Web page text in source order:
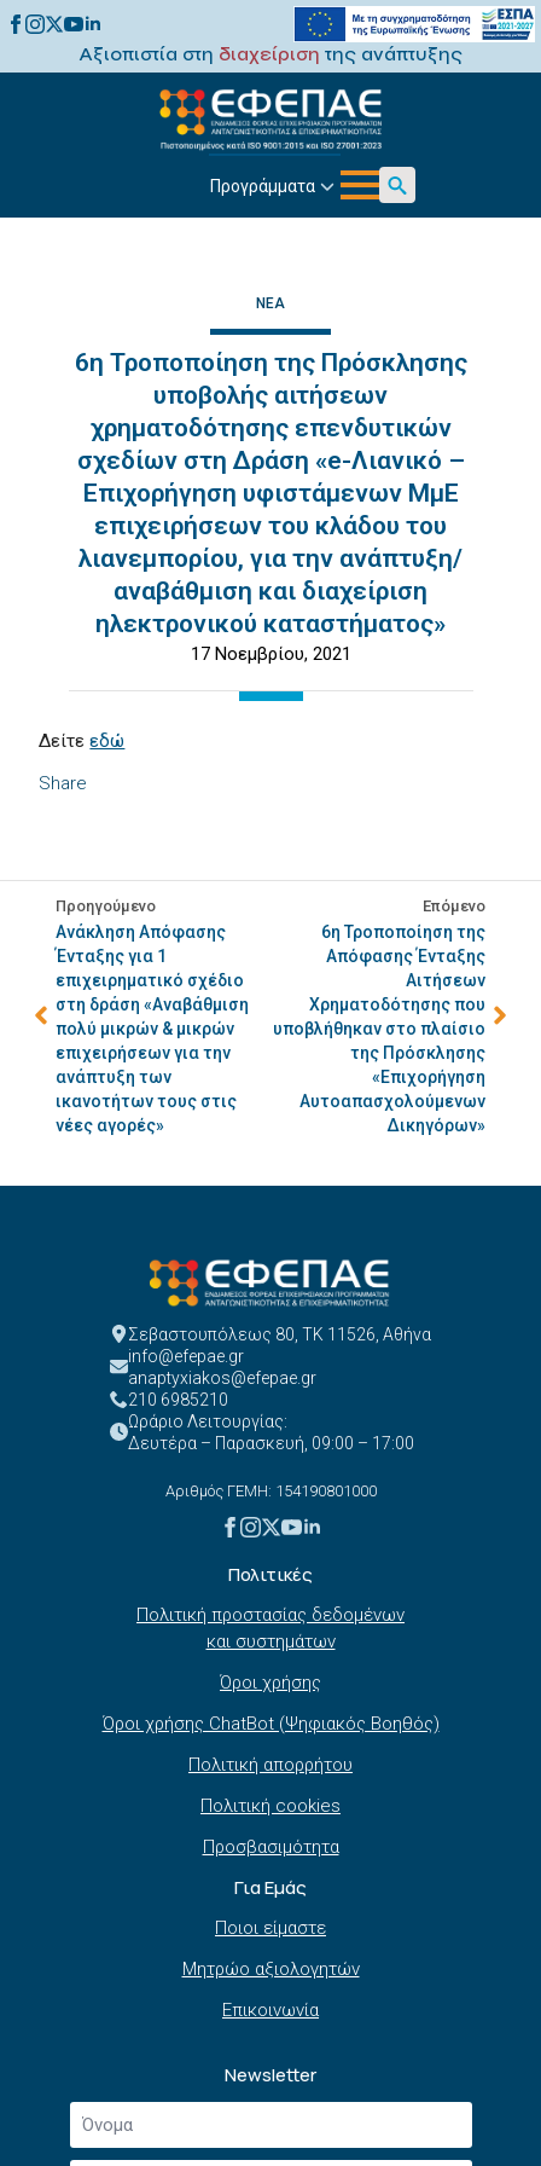
Αξιοπιστία στη διαχείριση της ανάπτυξης
Προγράμματα
Search
ΝΈΑ
6η Τροποποίηση της Πρόσκλησης
υποβολής αιτήσεων
χρηματοδότησης επενδυτικών
σχεδίων στη Δράση «e-Λιανικό –
Επιχορήγηση υφιστάμενων ΜμΕ
επιχειρήσεων του κλάδου του
λιανεμπορίου, για την ανάπτυξη/
αναβάθμιση και διαχείριση
ηλεκτρονικού καταστήματος»
17 Νοεμβρίου, 2021
Share
Δείτεεδώ
Προηγούμενο
Ανάκληση Απόφασης
Ένταξης για 1
επιχειρηματικό σχέδιο
στη δράση «Αναβάθμιση
πολύ μικρών & μικρών
επιχειρήσεων για την
ανάπτυξη των
ικανοτήτων τους στις
νέες αγορές»
Επόμενο
6η Τροποποίηση της
Απόφασης Ένταξης
Αιτήσεων
Χρηματοδότησης που
υποβλήθηκαν στο πλαίσιο
της Πρόσκλησης
«Επιχορήγηση
Αυτοαπασχολούμενων
Δικηγόρων»
Σεβαστουπόλεως 80, ΤΚ 11526, Αθήνα
info@efepae.gr
anaptyxiakos@efepae.gr
210 6985210
Ωράριο Λειτουργίας:
Δευτέρα – Παρασκευή, 09:00 – 17:00
Αριθμός ΓΕΜΗ: 154190801000
Πολιτικές
Πολιτική προστασίας δεδομένων
και συστημάτων
Όροι χρήσης
Όροι χρήσης ChatBot (Ψηφιακός Βοηθός)
Πολιτική απορρήτου
Πολιτική cookies
Προσβασιμότητα
Για Εμάς
Ποιοι είμαστε
Μητρώο αξιολογητών
Επικοινωνία
Newsletter
Όνομα